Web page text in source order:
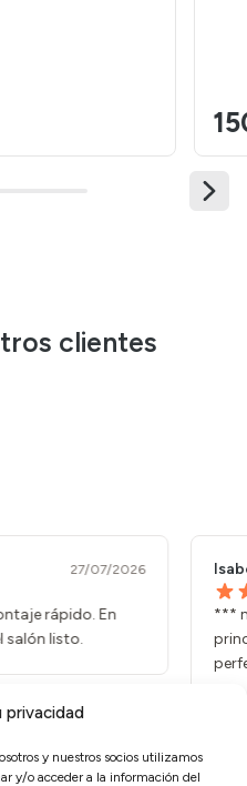
privacidad
y nuestros socios utilizamos
y/o acceder a la información del
clientes
27/07/2026
rápido. En
salón listo.
***